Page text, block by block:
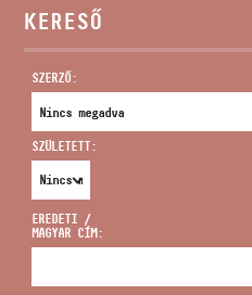
VIDEÓ
KERESŐ
SZERZŐ:
SZÜLETETT:
EREDETI /
MAGYAR CÍM: